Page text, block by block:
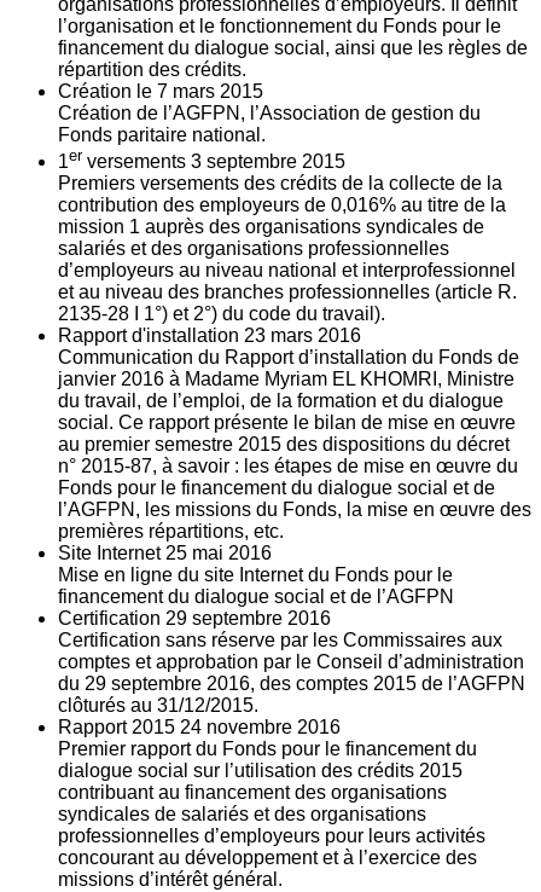
organisations professionnelles d’employeurs. Il définit
l’organisation et le fonctionnement du Fonds pour le
financement du dialogue social, ainsi que les règles de
répartition des crédits.
Création le 7 mars 2015
Création de l’AGFPN, l’Association de gestion du
Fonds paritaire national.
1er versements 3 septembre 2015
Premiers versements des crédits de la collecte de la
contribution des employeurs de 0,016% au titre de la
mission 1 auprès des organisations syndicales de
salariés et des organisations professionnelles
d’employeurs au niveau national et interprofessionnel
et au niveau des branches professionnelles (article R.
2135‐28 I 1°) et 2°) du code du travail).
Rapport d'installation 23 mars 2016
Communication du Rapport d’installation du Fonds de
janvier 2016 à Madame Myriam EL KHOMRI, Ministre
du travail, de l’emploi, de la formation et du dialogue
social. Ce rapport présente le bilan de mise en œuvre
au premier semestre 2015 des dispositions du décret
n° 2015-87, à savoir : les étapes de mise en œuvre du
Fonds pour le financement du dialogue social et de
l’AGFPN, les missions du Fonds, la mise en œuvre des
premières répartitions, etc.
Site Internet 25 mai 2016
Mise en ligne du site Internet du Fonds pour le
financement du dialogue social et de l’AGFPN
Certification 29 septembre 2016
Certification sans réserve par les Commissaires aux
comptes et approbation par le Conseil d’administration
du 29 septembre 2016, des comptes 2015 de l’AGFPN
clôturés au 31/12/2015.
Rapport 2015 24 novembre 2016
Premier rapport du Fonds pour le financement du
dialogue social sur l’utilisation des crédits 2015
contribuant au financement des organisations
syndicales de salariés et des organisations
professionnelles d’employeurs pour leurs activités
concourant au développement et à l’exercice des
missions d’intérêt général.